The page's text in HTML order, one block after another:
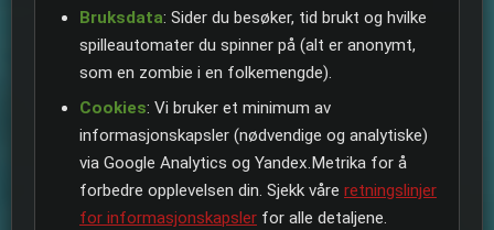
Bruksdata: Sider du besøker, tid brukt og hvilke
spilleautomater du spinner på (alt er anonymt,
som en zombie i en folkemengde).
Cookies: Vi bruker et minimum av
informasjonskapsler (nødvendige og analytiske)
via Google Analytics og Yandex.Metrika for å
forbedre opplevelsen din. Sjekk våre retningslinjer
for informasjonskapsler for alle detaljene.